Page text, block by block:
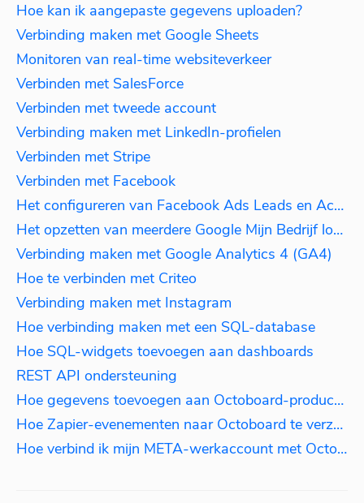
Hoe kan ik aangepaste gegevens uploaden?
Verbinding maken met Google Sheets
Monitoren van real-time websiteverkeer
Verbinden met SalesForce
Verbinden met tweede account
Verbinding maken met LinkedIn-profielen
Verbinden met Stripe
Verbinden met Facebook
Het configureren van Facebook Ads Leads en Acties
Het opzetten van meerdere Google Mijn Bedrijf locaties
Verbinding maken met Google Analytics 4 (GA4)
Hoe te verbinden met Criteo
Verbinding maken met Instagram
Hoe verbinding maken met een SQL-database
Hoe SQL-widgets toevoegen aan dashboards
REST API ondersteuning
Hoe gegevens toevoegen aan Octoboard-producten
Hoe Zapier-evenementen naar Octoboard te verzenden
Hoe verbind ik mijn META-werkaccount met Octoboard?